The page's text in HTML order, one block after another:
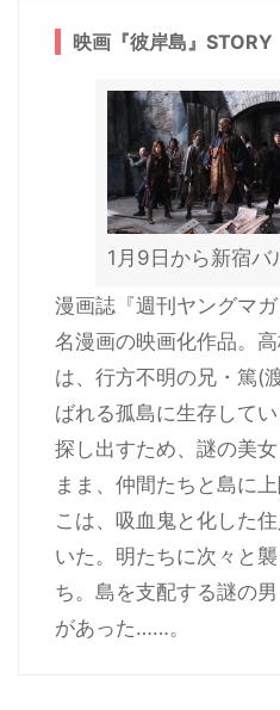
映画『彼岸島』STORY
1月9日から新宿バ
漫画誌『週刊ヤングマ
名漫画の映画化作品。
は、行方不明の兄・篤(
ばれる孤島に生存して
探し出すため、謎の美
まま、仲間たちと島に
こは、吸血鬼と化した
いた。明たちに次々と
ち。島を支配する謎の
があった……。